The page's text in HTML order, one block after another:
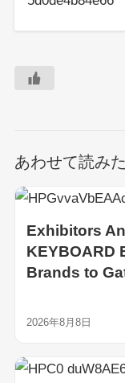
あわせて読み
Exhibitors
KEYBOARD
Brands to
2026年8月8日